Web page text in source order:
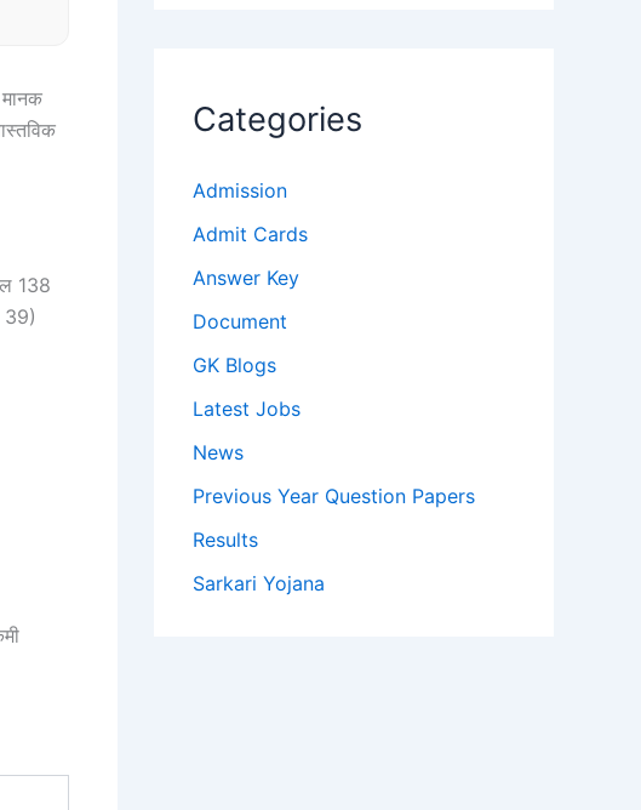
138
39)
Categories
Admission
Admit Cards
Answer Key
Document
GK Blogs
Latest Jobs
News
Previous Year Question Papers
Results
Sarkari Yojana